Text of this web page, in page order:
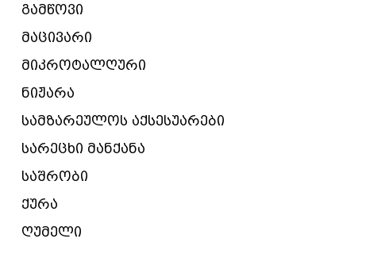
გამწოვი
მაცივარი
მიკროტალღური
ნიჟარა
სამზარეულოს აქსესუარები
სარეცხი მანქანა
საშრობი
ქურა
ღუმელი